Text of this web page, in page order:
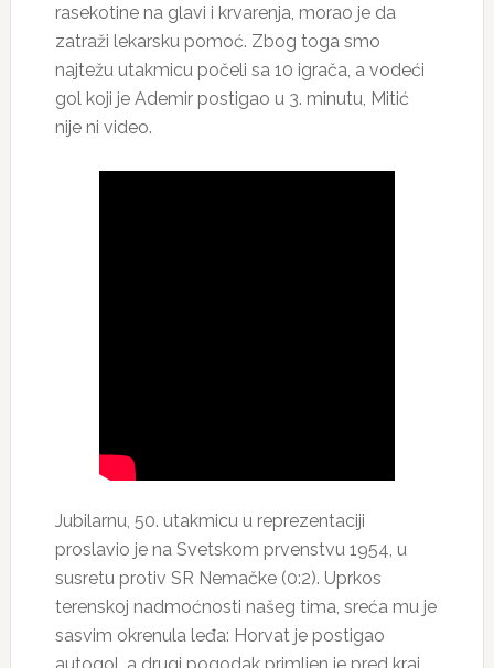
rasekotine na glavi i krvarenja, morao je da
zatraži lekarsku pomoć. Zbog toga smo
najtežu utakmicu počeli sa 10 igrača, a vodeći
gol koji je Ademir postigao u 3. minutu, Mitić
nije ni video.
Jubilarnu, 50. utakmicu u reprezentaciji
proslavio je na Svetskom prvenstvu 1954, u
susretu protiv SR Nemačke (0:2). Uprkos
terenskoj nadmoćnosti našeg tima, sreća mu je
sasvim okrenula leđa: Horvat je postigao